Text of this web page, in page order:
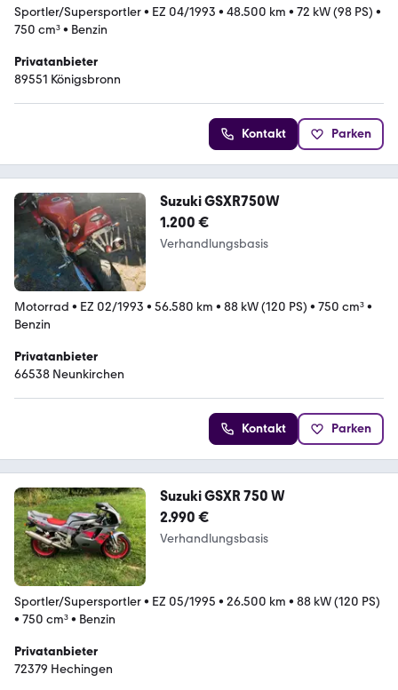
Sportler/Supersportler• EZ 04/1993 • 48.500 km • 72 kW (98 PS) •
750 cm³• Benzin
Privatanbieter
89551 Königsbronn
Kontakt Parken
Suzuki GSXR750W
1.200 €
Verhandlungsbasis
Motorrad • EZ 02/1993 • 56.580 km • 88 kW (120 PS) • 750 cm³•
Benzin
Privatanbieter
66538 Neunkirchen
Kontakt Parken
Suzuki GSXR 750 W
2.990 €
Verhandlungsbasis
Sportler/Supersportler• EZ 05/1995 • 26.500 km • 88 kW (120 PS)
• 750 cm³• Benzin
Privatanbieter
72379 Hechingen